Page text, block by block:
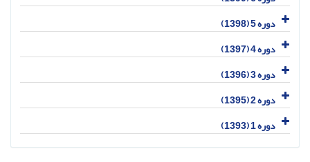
دوره 5 (1398)
دوره 4 (1397)
دوره 3 (1396)
دوره 2 (1395)
دوره 1 (1393)